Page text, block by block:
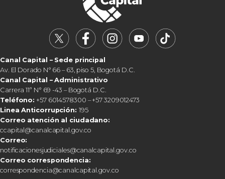
Canal Capital – Sede principal
Av. El Dorado N° 66 – 63, piso 5, Bogotá D.C.
Canal Capital – Administrativo
Carrera 11ª N° 69 -43 – Bogotá D.C.
Teléfono: +57 6014578300 – +57 3209012473
Linea Anticorrupción: 195
Correo atención al ciudadano:
ccapital@canalcapital.gov.co
Correo:
notificacionesjudiciales@canalcapital.gov.co
Correo correspondencia:
correspondencia@canalcapital.gov.co